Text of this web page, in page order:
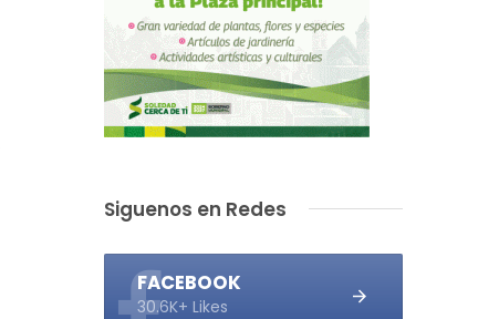
Siguenos en Redes
FACEBOOK
30.6K+ Likes